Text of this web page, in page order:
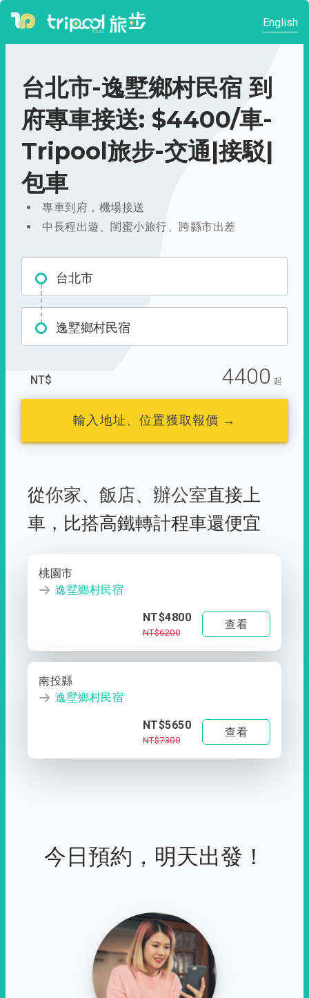
English
台北市-逸墅鄉村民宿 到
府專車接送: $4400/車-
Tripool旅步-交通|接駁|
包車
專車到府，機場接送
中長程出遊、閨蜜小旅行、跨縣市出差
台北市
逸墅鄉村民宿
NT$ 4400 起
輸入地址、位置獲取報價 →
從你家、 飯店、 辦公室直接上
車， 比搭高鐵轉計程車還便宜
桃園市
逸墅鄉村民宿
NT$4800
NT$6200
查看
南投縣
逸墅鄉村民宿
NT$5650
NT$7300
查看
今日預約，明天出發！